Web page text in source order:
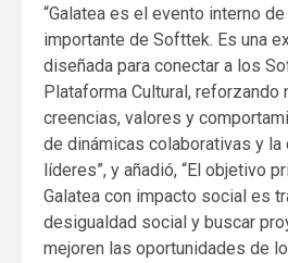
“Galatea es el evento interno
importante de Softtek. Es una
diseñada para conectar a los
Plataforma Cultural, reforzando
creencias, valores y
de dinámicas colaborativas y la
líderes”, y añadió, “El objetivo
Galatea con impacto social es
desigualdad social y buscar
mejoren las oportunidades de